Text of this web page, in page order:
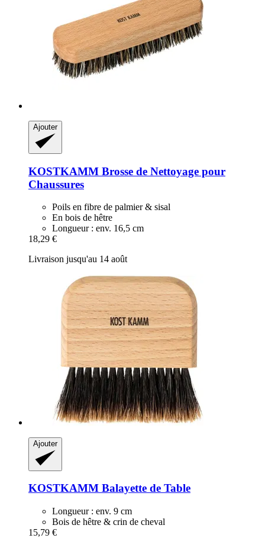
Ajouter
KOSTKAMM Brosse de Nettoyage pour
Chaussures
Poils en fibre de palmier & sisal
En bois de hêtre
Longueur : env. 16,5 cm
18,29 €
Livraison jusqu'au 14 août
Ajouter
KOSTKAMM Balayette de Table
Longueur : env. 9 cm
Bois de hêtre & crin de cheval
15,79 €